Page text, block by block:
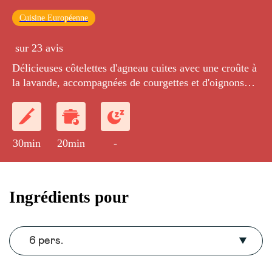
Cuisine Européenne
sur 23 avis
Délicieuses côtelettes d'agneau cuites avec une croûte à
la lavande, accompagnées de courgettes et d'oignons
30min 20min -
Ingrédients pour
6 pers.